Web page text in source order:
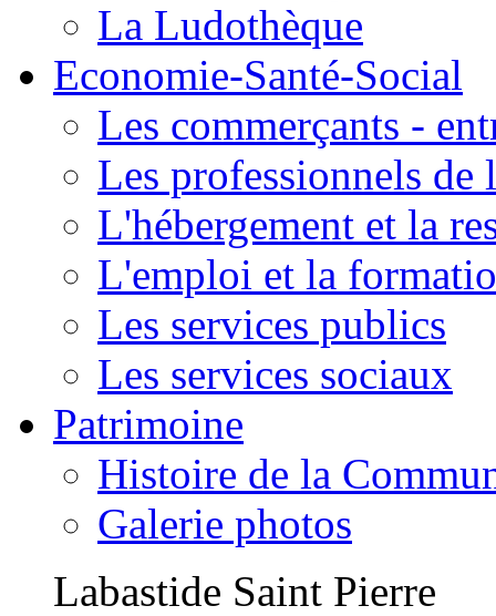
La Ludothèque
Economie-Santé-Social
Les commerçants -
Les professionnels de
L'hébergement et la
L'emploi et la
Les services publics
Les services sociaux
Patrimoine
Histoire de la
Galerie photos
Labastide Saint Pierre